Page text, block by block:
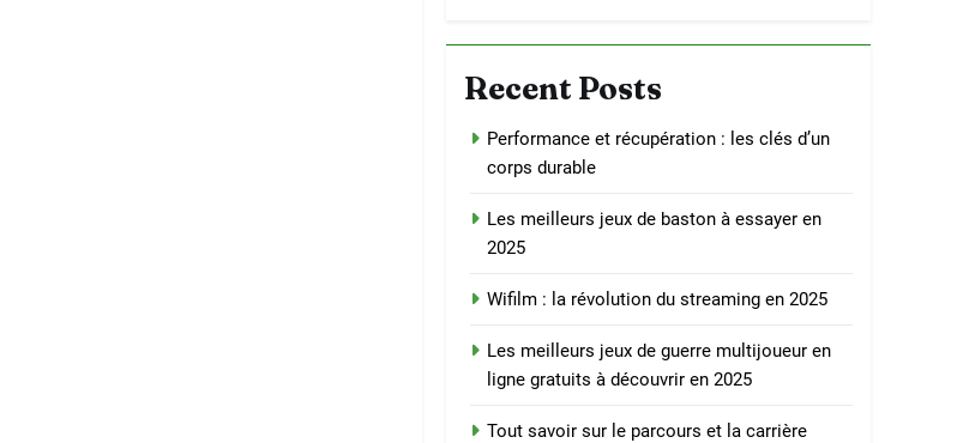
Recent Posts
Performance et récupération : les clés d’un
corps durable
Les meilleurs jeux de baston à essayer en
2025
Wifilm : la révolution du streaming en 2025
Les meilleurs jeux de guerre multijoueur en
ligne gratuits à découvrir en 2025
Tout savoir sur le parcours et la carrière